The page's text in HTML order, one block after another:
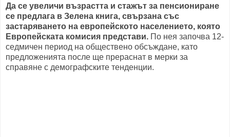
Да се увеличи възрастта и стажът за пенсиониране
се предлага в Зелена книга, свързана със
застаряването на европейското населението, която
Европейската комисия представи. По нея започва 12-
седмичен период на обществено обсъждане, като
предложенията после ще прераснат в мерки за
справяне с демографските тенденции.